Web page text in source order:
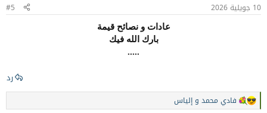
10 جويلية 2026 #5
عادات و نصائح قيمة
بارك الله فيك
.....
رد
ا فادي محمد و إلياس